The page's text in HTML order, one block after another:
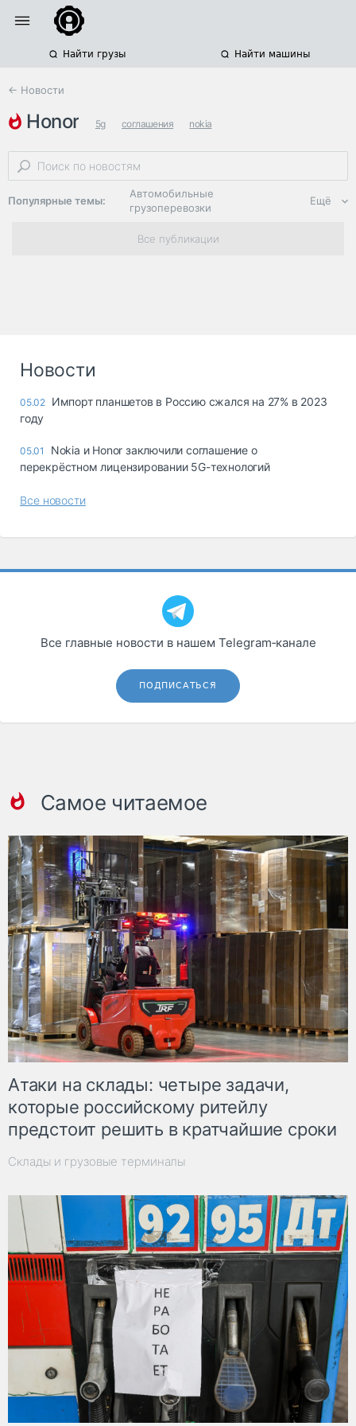
Найти грузы Найти машины
← Новости
honor 5g соглашения nokia
Популярные темы:
Автомобильные
грузоперевозки
Региональная
логистика
опасные грузы
страхование
Спецтехника
Автосервис,
запчасти, шины
Топливо, масла и
автохимия
Ещё
Все публикации
Новости
05.02 Импорт планшетов в Россию сжался на 27% в 2023
году
05.01
Nokia и Honor заключили соглашение о
перекрёстном лицензировании 5G-технологий
Все новости
Все главные новости в нашем Telegram‑канале
ПОДПИСАТЬСЯ
Самое читаемое
Атаки на склады: четыре задачи,
которые российскому ритейлу
предстоит решить в кратчайшие сроки
Склады и грузовые терминалы